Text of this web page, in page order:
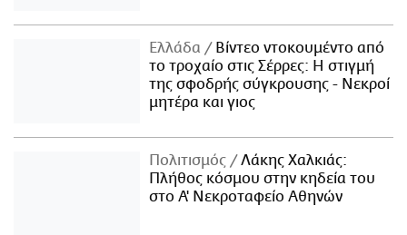
Ελλάδα
Βίντεο ντοκουμέντο από
το τροχαίο στις Σέρρες: Η στιγμή
της σφοδρής σύγκρουσης - Νεκροί
μητέρα και γιος
Πολιτισμός
Λάκης Χαλκιάς:
Πλήθος κόσμου στην κηδεία του
στο Α' Νεκροταφείο Αθηνών